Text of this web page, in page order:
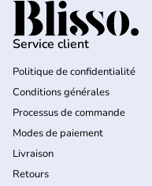
Accueil
Service client
Politique de confidentialité
Conditions générales
Processus de commande
Modes de paiement
Livraison
Retours